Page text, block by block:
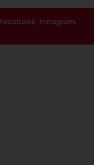
Instagram,